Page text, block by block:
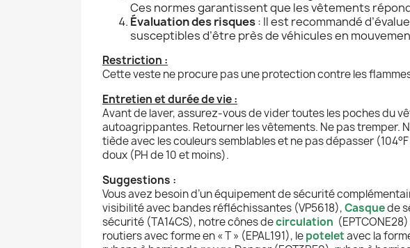
Ces normes garantissent que les vêtements
Évaluation des risques: Il est recommandé
susceptibles d’être près de véhicules en
Restriction :
Cette veste ne procure pas une protection contre les
Entretien et durée de vie :
Avant de laver, assurez-vous de vider toutes les poches du
autoagrippantes. Retourner les vêtements. Ne pas tremper.
tiède avec les couleurs semblables et ne pas dépasser
doux (PH de 10 et moins).
Suggestions :
Vous avez besoin d’un équipement de sécurité
visibilité avec bandes réfléchissantes (VP5618),Casquede
sécurité (TA14CS), notre cônes decirculation (EPTCONE28)
routiers avec forme en « T » (EPAL191), lepoteletavec la